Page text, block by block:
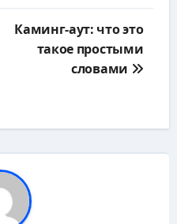
Каминг-аут: что это
такое простыми
словами